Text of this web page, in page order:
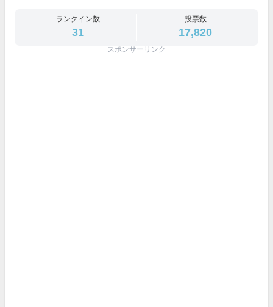
ランクイン数
31
投票数
17,820
スポンサーリンク